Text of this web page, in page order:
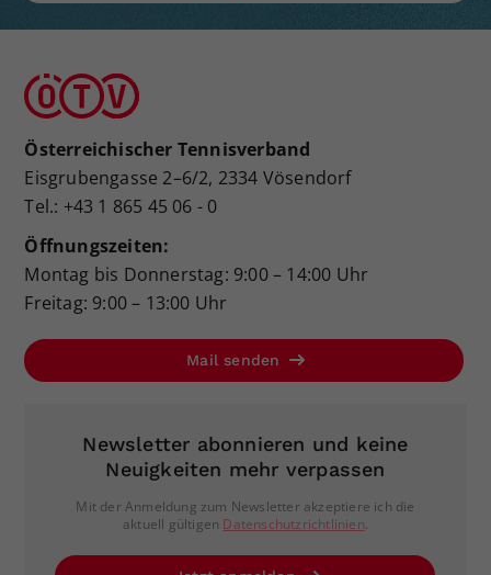
Österreichischer Tennisverband
Eisgrubengasse 2–6/2, 2334 Vösendorf
Tel.: +43 1 865 45 06 - 0
Öffnungszeiten:
Montag bis Donnerstag: 9:00 – 14:00 Uhr
Freitag: 9:00 – 13:00 Uhr
Mail senden
Newsletter abonnieren und keine
Neuigkeiten mehr verpassen
Mit der Anmeldung zum Newsletter akzeptiere ich die
aktuell gültigen Datenschutzrichtlinien.